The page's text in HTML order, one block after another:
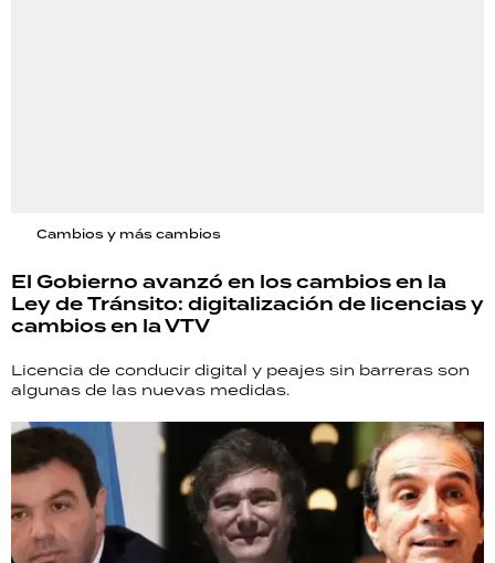
Cambios y más cambios
El Gobierno avanzó en los cambios en la
Ley de Tránsito: digitalización de licencias y
cambios en la VTV
Licencia de conducir digital y peajes sin barreras son
algunas de las nuevas medidas.